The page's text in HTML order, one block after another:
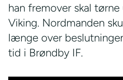
han fremover skal
Viking. Nordmanden
længe over
tid i Brøndby IF.